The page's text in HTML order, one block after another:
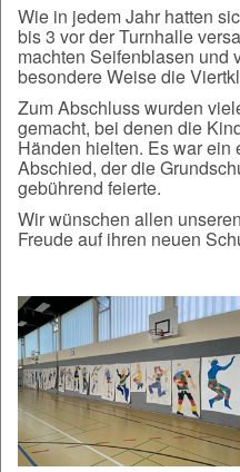
Wie in jedem Jahr hatten
bis 3 vor der Turnhalle
machten Seifenblasen und
besondere Weise die
Zum Abschluss wurden
gemacht, bei denen die
Händen hielten. Es war
Abschied, der die
gebührend feierte.
Wir wünschen allen
Freude auf ihren neuen